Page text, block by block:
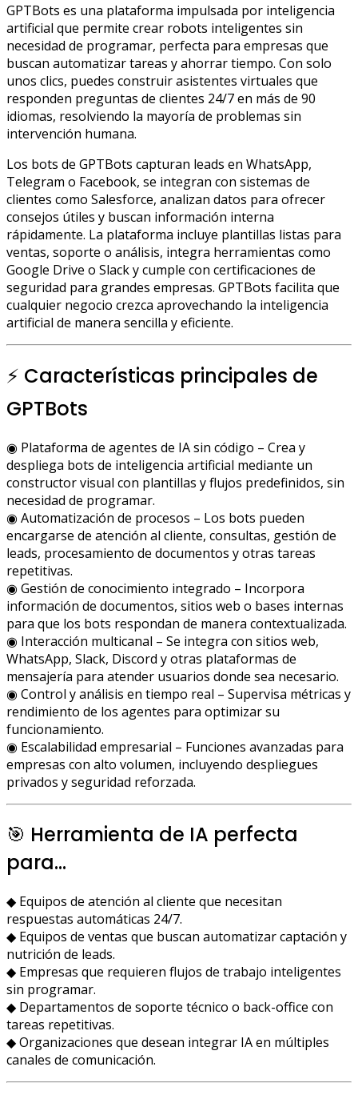
GPTBots es una plataforma impulsada por inteligencia
artificial que permite crear robots inteligentes sin
necesidad de programar, perfecta para empresas que
buscan automatizar tareas y ahorrar tiempo. Con solo
unos clics, puedes construir asistentes virtuales que
responden preguntas de clientes 24/7 en más de 90
idiomas, resolviendo la mayoría de problemas sin
intervención humana.
Los bots de GPTBots capturan leads en WhatsApp,
Telegram o Facebook, se integran con sistemas de
clientes como Salesforce, analizan datos para ofrecer
consejos útiles y buscan información interna
rápidamente. La plataforma incluye plantillas listas para
ventas, soporte o análisis, integra herramientas como
Google Drive o Slack y cumple con certificaciones de
seguridad para grandes empresas. GPTBots facilita que
cualquier negocio crezca aprovechando la inteligencia
artificial de manera sencilla y eficiente.
⚡ Características principales de
GPTBots
◉ Plataforma de agentes de IA sin código – Crea y
despliega bots de inteligencia artificial mediante un
constructor visual con plantillas y flujos predefinidos, sin
necesidad de programar.
◉ Automatización de procesos – Los bots pueden
encargarse de atención al cliente, consultas, gestión de
leads, procesamiento de documentos y otras tareas
repetitivas.
◉ Gestión de conocimiento integrado – Incorpora
información de documentos, sitios web o bases internas
para que los bots respondan de manera contextualizada.
◉ Interacción multicanal – Se integra con sitios web,
WhatsApp, Slack, Discord y otras plataformas de
mensajería para atender usuarios donde sea necesario.
◉ Control y análisis en tiempo real – Supervisa métricas y
rendimiento de los agentes para optimizar su
funcionamiento.
◉ Escalabilidad empresarial – Funciones avanzadas para
empresas con alto volumen, incluyendo despliegues
privados y seguridad reforzada.
🎯 Herramienta de IA perfecta
para…
◆ Equipos de atención al cliente que necesitan
respuestas automáticas 24/7.
◆ Equipos de ventas que buscan automatizar captación y
nutrición de leads.
◆ Empresas que requieren flujos de trabajo inteligentes
sin programar.
◆ Departamentos de soporte técnico o back-office con
tareas repetitivas.
◆ Organizaciones que desean integrar IA en múltiples
canales de comunicación.